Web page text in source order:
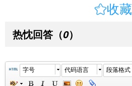
收藏
热忱回答 （0）
字号 代码语言 段落格式